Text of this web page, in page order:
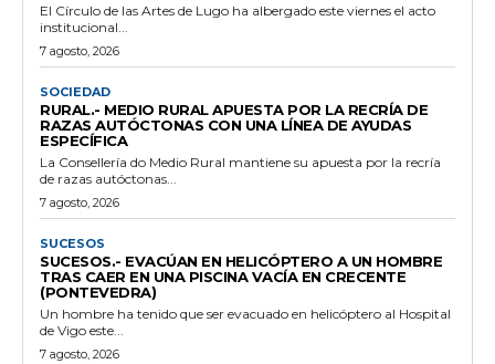
El Círculo de las Artes de Lugo ha albergado este viernes el acto
institucional...
7 agosto, 2026
SOCIEDAD
RURAL.- MEDIO RURAL APUESTA POR LA RECRÍA DE
RAZAS AUTÓCTONAS CON UNA LÍNEA DE AYUDAS
ESPECÍFICA
La Consellería do Medio Rural mantiene su apuesta por la recría
de razas autóctonas...
7 agosto, 2026
SUCESOS
SUCESOS.- EVACÚAN EN HELICÓPTERO A UN HOMBRE
TRAS CAER EN UNA PISCINA VACÍA EN CRECENTE
(PONTEVEDRA)
Un hombre ha tenido que ser evacuado en helicóptero al Hospital
de Vigo este...
7 agosto, 2026